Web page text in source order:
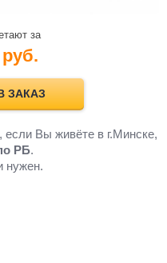
за
руб.
ЗАКАЗ
Вы живёте в г.Минске,
РБ.
нужен.